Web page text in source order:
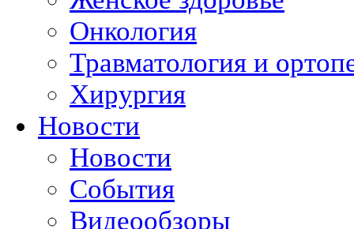
Онкология
Травматология и
Хирургия
Новости
Новости
События
Видеообзоры